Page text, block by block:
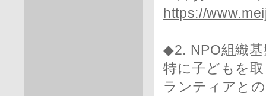
https://
◆2. NPO組織
特に子どもを
ランティアと